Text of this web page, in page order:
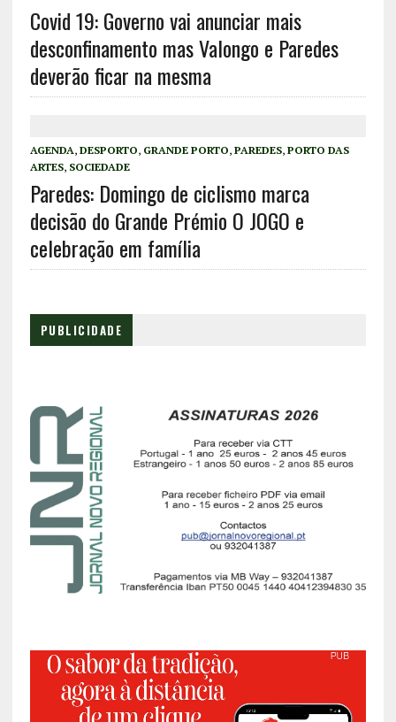
Covid 19: Governo vai anunciar mais
desconfinamento mas Valongo e Paredes
deverão ficar na mesma
AGENDA, DESPORTO, GRANDE PORTO, PAREDES, PORTO DAS
ARTES, SOCIEDADE
Paredes: Domingo de ciclismo marca
decisão do Grande Prémio O JOGO e
celebração em família
PUBLICIDADE